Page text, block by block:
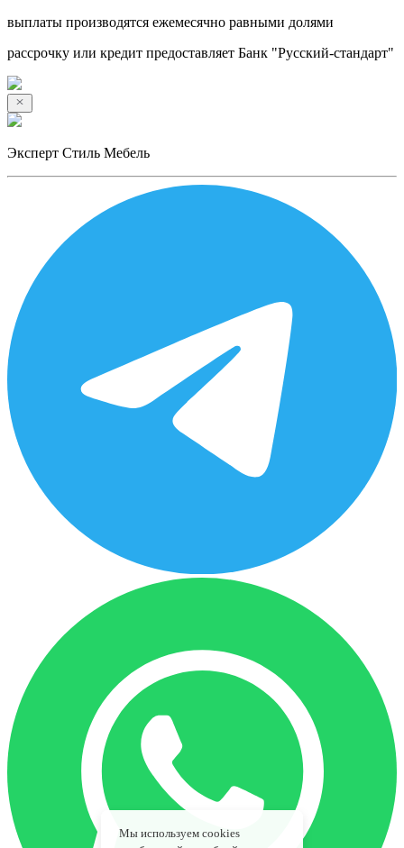
выплаты производятся ежемесячно равными долями
рассрочку или кредит предоставляет Банк "Русский-стандарт"
Эксперт Стиль Мебель
Мы используем cookies